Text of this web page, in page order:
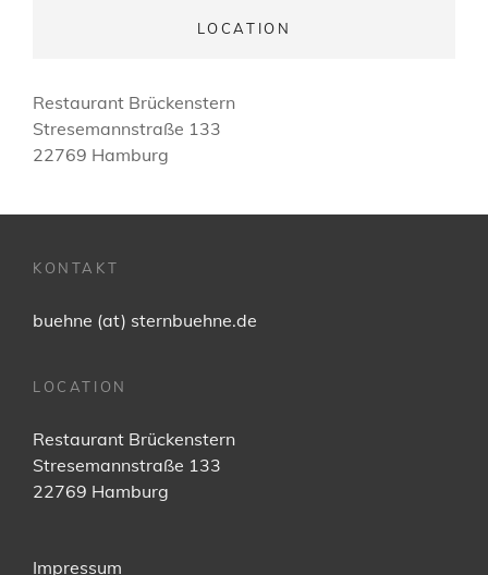
LOCATION
Restaurant Brückenstern
Stresemannstraße 133
22769 Hamburg
KONTAKT
buehne (at) sternbuehne.de
LOCATION
Restaurant Brückenstern
Stresemannstraße 133
22769 Hamburg
Impressum